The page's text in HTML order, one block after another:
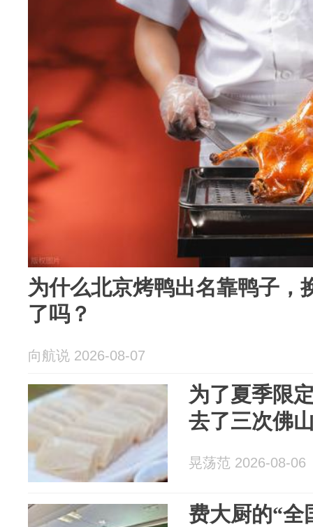
为什么北京烤鸭出名靠鸭子，
了吗？
向航说 2026-08-07
为了夏季限
去了三次佛
晃荡范 2026-08-06
费大厨的“全